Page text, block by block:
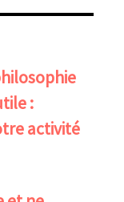
:
activité